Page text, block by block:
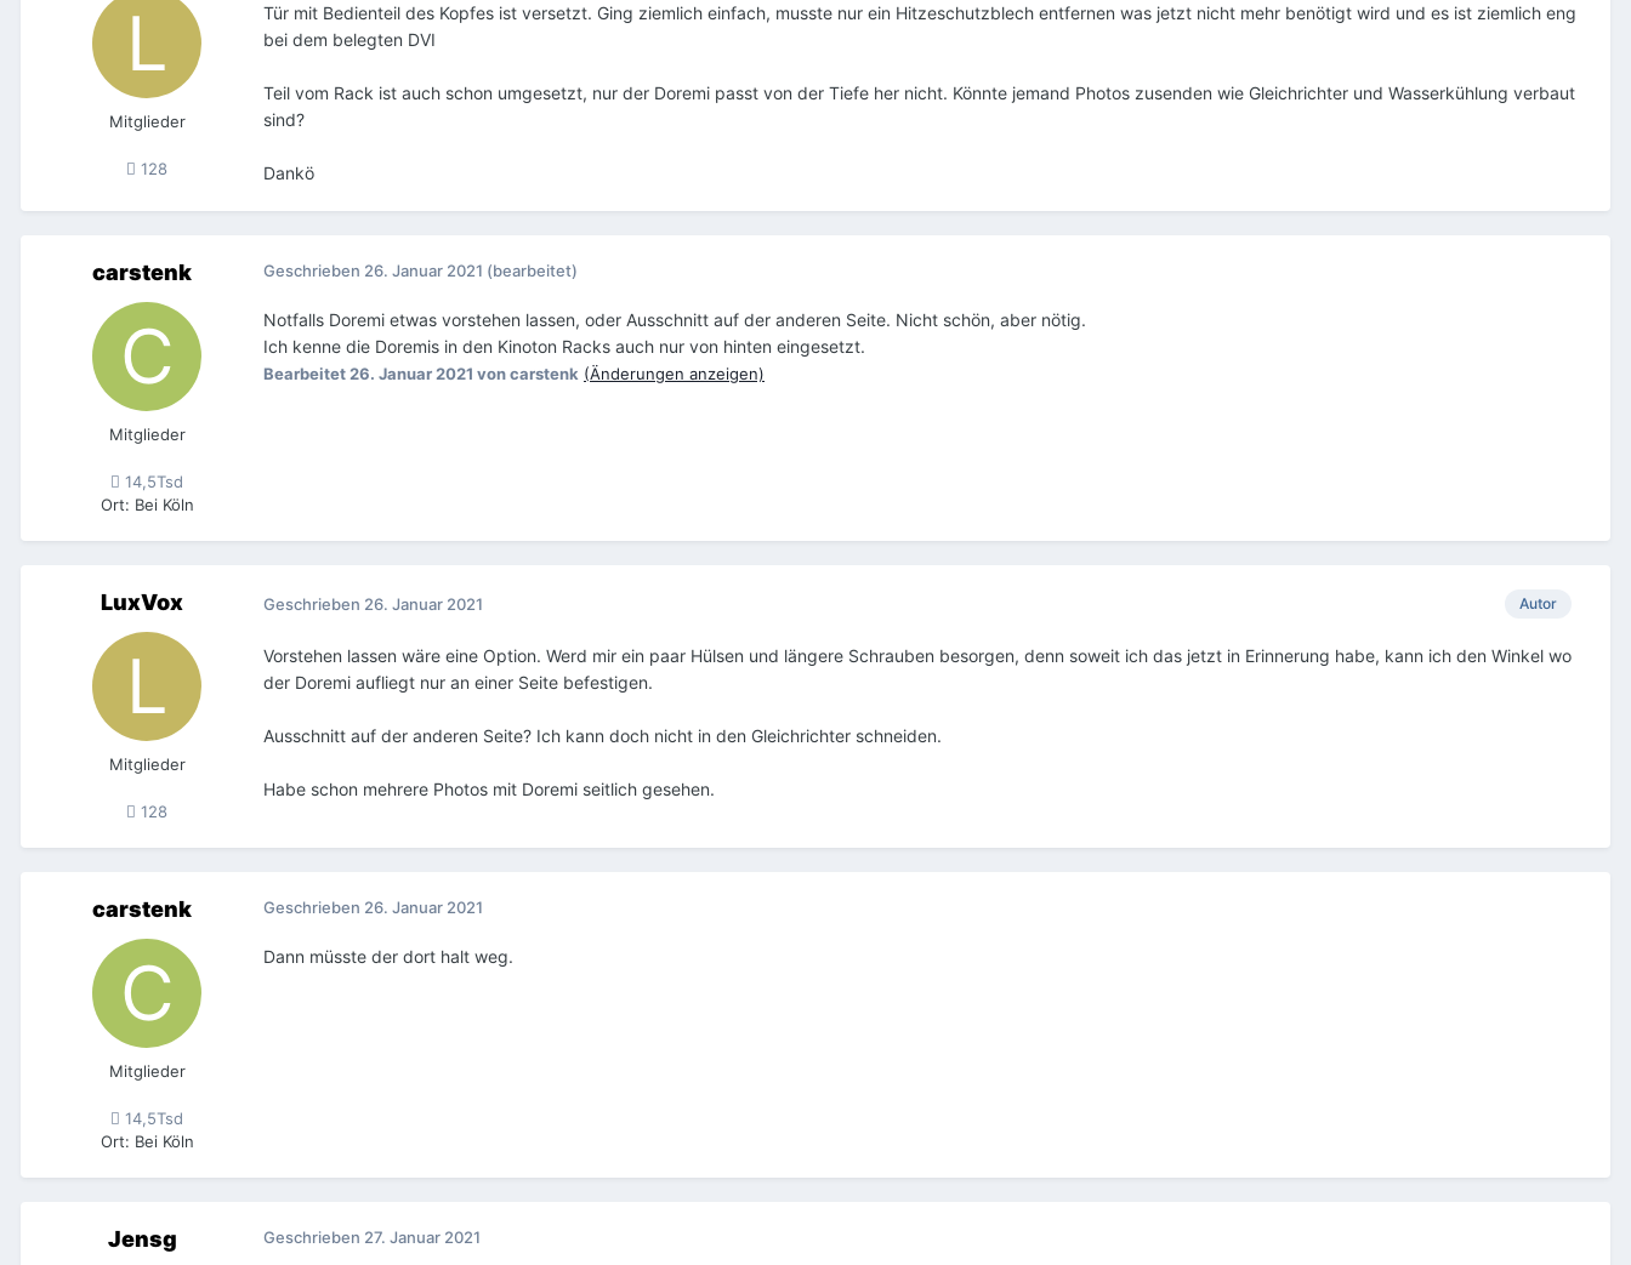
Mitglieder
128
Tür mit Bedienteil des Kopfes ist versetzt. Ging ziemlich einfach, musste nur ein Hitzeschutzblech entfernen was jetzt nicht mehr benötigt wird und es ist ziemlich eng
bei dem belegten DVI
Teil vom Rack ist auch schon umgesetzt, nur der Doremi passt von der Tiefe her nicht. Könnte jemand Photos zusenden wie Gleichrichter und Wasserkühlung verbaut
sind?
Dankö
carstenk
Mitglieder
14,5Tsd
Ort: Bei Köln
Geschrieben 26. Januar 2021 (bearbeitet)
Notfalls Doremi etwas vorstehen lassen, oder Ausschnitt auf der anderen Seite. Nicht schön, aber nötig.
Ich kenne die Doremis in den Kinoton Racks auch nur von hinten eingesetzt.
Bearbeitet 26. Januar 2021 von carstenk (Änderungen anzeigen)
LuxVox
Mitglieder
128
Autor
Geschrieben 26. Januar 2021
Vorstehen lassen wäre eine Option. Werd mir ein paar Hülsen und längere Schrauben besorgen, denn soweit ich das jetzt in Erinnerung habe, kann ich den Winkel wo
der Doremi aufliegt nur an einer Seite befestigen.
Ausschnitt auf der anderen Seite? Ich kann doch nicht in den Gleichrichter schneiden.
Habe schon mehrere Photos mit Doremi seitlich gesehen.
carstenk
Mitglieder
14,5Tsd
Ort: Bei Köln
Geschrieben 26. Januar 2021
Dann müsste der dort halt weg.
Jensg Geschrieben 27. Januar 2021